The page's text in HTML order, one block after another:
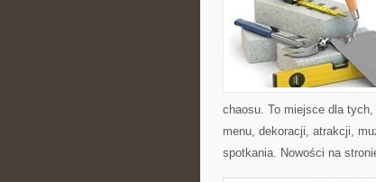
chaosu. To miejsce dla
menu, dekoracji, atrakcji,
spotkania. Nowości na